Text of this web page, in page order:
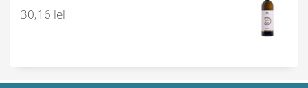
30,16 lei